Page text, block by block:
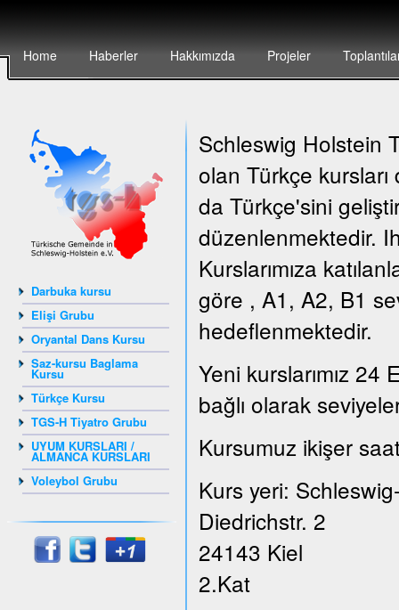
Home Haberler Hakkımızda Projeler
Darbuka kursu
Elişi Grubu
Oryantal Dans Kursu
Saz-kursu Baglama
Kursu
Türkçe Kursu
TGS-H Tiyatro Grubu
UYUM KURSLARI /
ALMANCA KURSLARI
Voleybol Grubu
Schleswig Holstein
olan Türkçe
da Türkçe'sini
düzenlenmektedir.
Kurslarımıza
göre , A1, A2, B1
hedeflenmektedir.
Yeni kurslarımız 24
bağlı olarak
Kursumuz ikişer
Kurs yeri:
Diedrichstr. 2
24143 Kiel
2.Kat